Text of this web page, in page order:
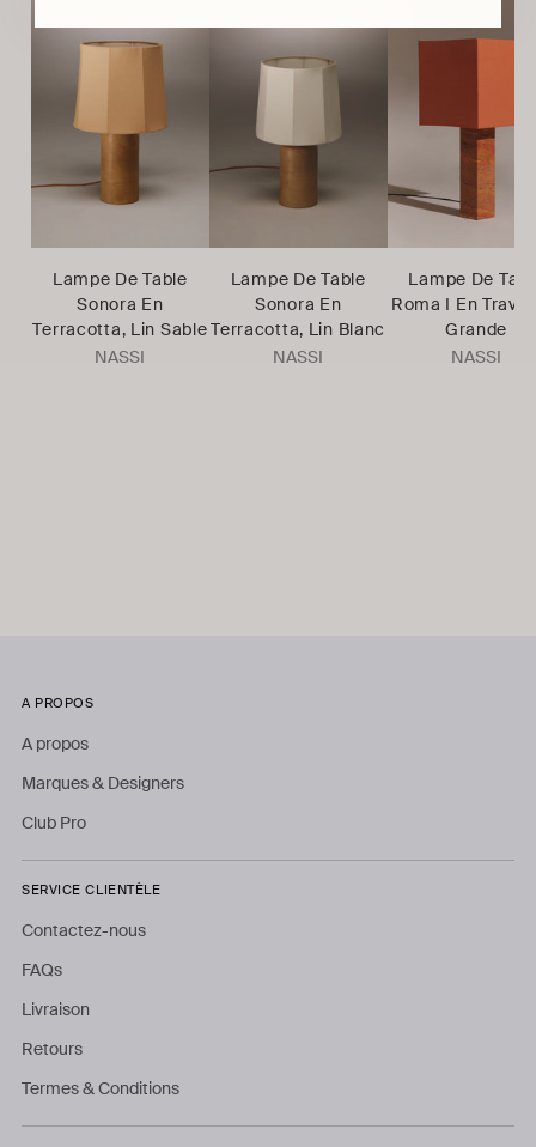
Lampe De Table
Sonora En
Terracotta, Lin Sable
NASSI
Lampe De Table
Sonora En
Terracotta, Lin Blanc
NASSI
Lampe De
Roma I En
Grande
NASSI
A PROPOS
A propos
Marques & Designers
Club Pro
SERVICE CLIENTÈLE
Contactez-nous
FAQs
Livraison
Retours
Termes & Conditions